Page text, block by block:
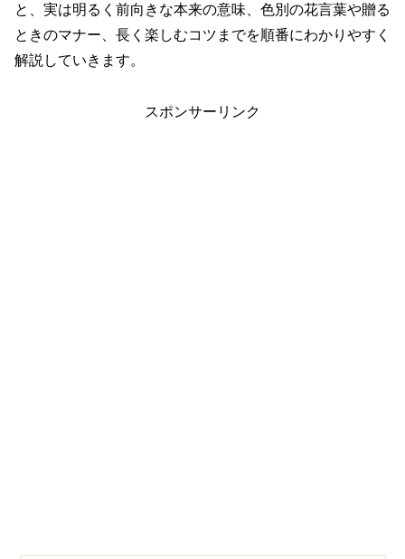
と、実は明るく前向きな本来の意味、色別の花言葉や贈る
ときのマナー、長く楽しむコツまでを順番にわかりやすく
解説していきます。
スポンサーリンク